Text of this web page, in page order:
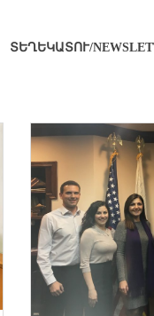
ՏԵՂԵԿԱՏՈՒ/